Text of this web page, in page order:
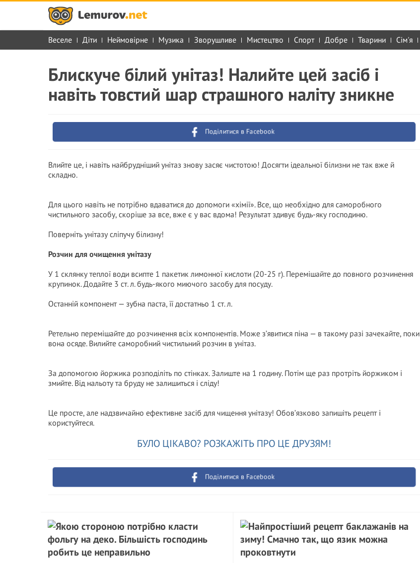
Веселе Діти Неймовірне Музика Зворушливе Мистецтво Спорт Добре Тварини Сім'я
Блискуче білий унітаз! Налийте цей засіб і
навіть товстий шар страшногo наліту зникне
Поділитися в Facebook
Влийте це, і навіть найбрудніший унітаз знову засяє чистотою! Досягти ідеальної білизни не так вже й
складно.
Для цього навіть не потрібно вдаватися до допомоги «хімії». Все, що необхідно для саморобного
чистильного засобу, скоріше за все, вже є у вас вдома! Результат здивує будь-яку господиню.
Поверніть унітазу сліпучу білизну!
Розчин для очищення унітазу
У 1 склянку теплої води всипте 1 пакетик лимонної кислоти (20-25 г). Перемішайте до повного розчинення
крупинок. Додайте 3 ст. л. будь-якого миючого засобу для посуду.
Останній компонент — зубна паста, її достатньо 1 ст. л.
Ретельно перемішайте до розчинення всіх компонентів. Може з’явитися піна — в такому разі зачекайте, поки
вона осяде. Вилийте саморобний чистильний розчин в унітаз.
За допомогою йоржика розподіліть по стінках. Залиште на 1 годину. Потім ще раз протріть йоржиком і
змийте. Від нальоту та бруду не залишиться і сліду!
Це просте, але надзвичайно ефективне засіб для чищення унітазу! Обов’язково запишіть рецепт і
користуйтеся.
БУЛО ЦІКАВО? РОЗКАЖІТЬ ПРО ЦЕ ДРУЗЯМ!
Поділитися в Facebook